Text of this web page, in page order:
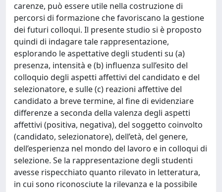
carenze, può essere utile nella costruzione di
percorsi di formazione che favoriscano la gestione
dei futuri colloqui. Il presente studio si è proposto
quindi di indagare tale rappresentazione,
esplorando le aspettative degli studenti su (a)
presenza, intensità e (b) influenza sull’esito del
colloquio degli aspetti affettivi del candidato e del
selezionatore, e sulle (c) reazioni affettive del
candidato a breve termine, al fine di evidenziare
differenze a seconda della valenza degli aspetti
affettivi (positiva, negativa), del soggetto coinvolto
(candidato, selezionatore), dell’età, del genere,
dell’esperienza nel mondo del lavoro e in colloqui di
selezione. Se la rappresentazione degli studenti
avesse rispecchiato quanto rilevato in letteratura,
in cui sono riconosciute la rilevanza e la possibile